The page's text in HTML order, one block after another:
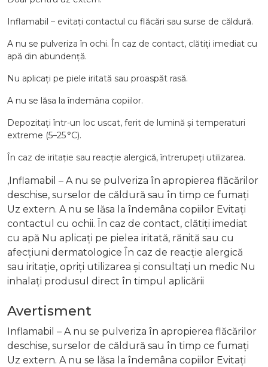
Inflamabil – evitați contactul cu flăcări sau surse de căldură.
A nu se pulveriza în ochi. În caz de contact, clătiți imediat cu
apă din abundență.
Nu aplicați pe piele iritată sau proaspăt rasă.
A nu se lăsa la îndemâna copiilor.
Depozitați într-un loc uscat, ferit de lumină și temperaturi
extreme (5–25 °C).
În caz de iritație sau reacție alergică, întrerupeți utilizarea.
,Inflamabil – A nu se pulveriza în apropierea flăcărilor
deschise, surselor de căldură sau în timp ce fumați
Uz extern. A nu se lăsa la îndemâna copiilor Evitați
contactul cu ochii. În caz de contact, clătiți imediat
cu apă Nu aplicați pe pielea iritată, rănită sau cu
afecțiuni dermatologice În caz de reacție alergică
sau iritație, opriți utilizarea și consultați un medic Nu
inhalați produsul direct în timpul aplicării
Avertisment
Inflamabil – A nu se pulveriza în apropierea flăcărilor
deschise, surselor de căldură sau în timp ce fumați
Uz extern. A nu se lăsa la îndemâna copiilor Evitați